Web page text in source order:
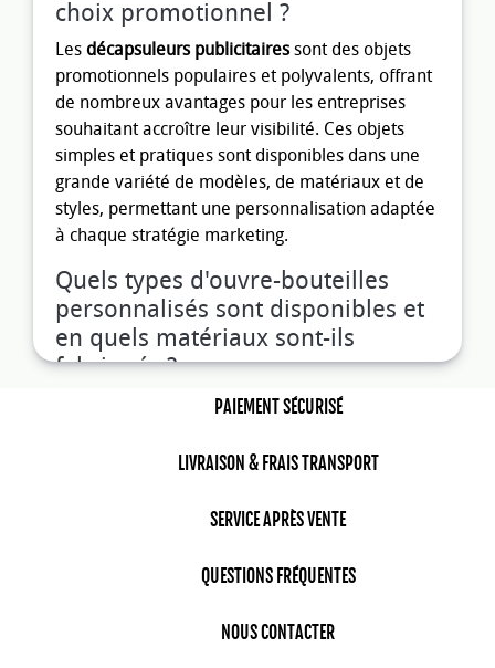
choix promotionnel ?
Les décapsuleurs publicitairessont des objets
promotionnels populaires et polyvalents, offrant
de nombreux avantages pour les entreprises
souhaitant accroître leur visibilité. Ces objets
simples et pratiques sont disponibles dans une
grande variété de modèles, de matériaux et de
styles, permettant une personnalisation adaptée
à chaque stratégie marketing.
Quels types d'ouvre-bouteilles
personnalisés sont disponibles et
en quels matériaux sont-ils
fabriqués ?
ouvre-bouteilles publicitairesen métal,
par leur robustesse et leur durabilité. Ils peuvent
et durable. Les modèles en bois, quant à eux,
les marques souhaitant véhiculer des valeurs
écologiques. Ces décapsuleurs peuvent être
. Les décapsuleurs en plastique
PAIEMENT SÉCURISÉ
LIVRAISON & FRAIS TRANSPORT
SERVICE APRÈS VENTE
QUESTIONS FRÉQUENTES
NOUS CONTACTER